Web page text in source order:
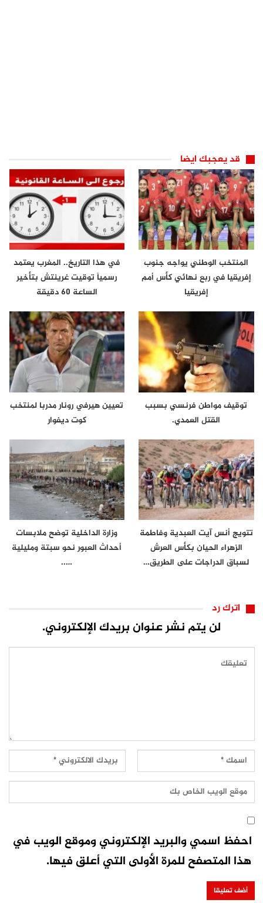
قد يعجبك ايضا
المنتخب الوطني يواجه جنوب
إفريقيا في ربع نهائي كأس أمم
إفريقيا
في هذا التاريخ.. المغرب يعتمد
رسمياً توقيت غرينتش بتأخير
الساعة 60 دقيقة
توقيف مواطن فرنسي بسبب
القتل العمدي.
تعيين هيرفي رونار مدربا لمنتخب
كوت ديفوار
تتويج أنس آيت العبدية وفاطمة
الزهراء الحيان بكأس العرش
لسباق الدراجات على الطريق…
وزارة الداخلية توضح ملابسات
أحداث العبور نحو سبتة ومليلية
…..
اترك رد
لن يتم نشر عنوان بريدك الإلكتروني.
احفظ اسمي والبريد الإلكتروني وموقع الويب في
هذا المتصفح للمرة الأولى التي أعلق فيها.